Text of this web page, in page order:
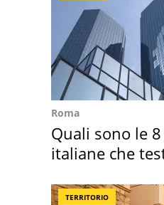
Roma
Quali sono le
italiane che
TERRITORIO